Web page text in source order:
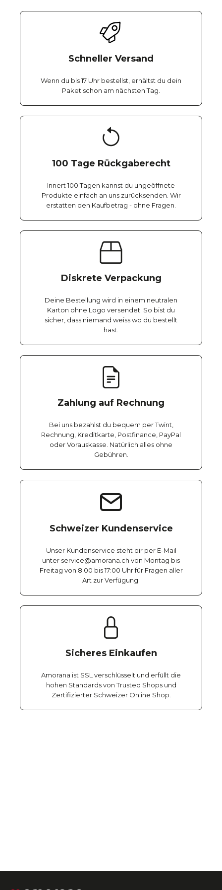
Schneller Versand
Wenn du bis 17 Uhr bestellst, erhältst du dein
Paket schon am nächsten Tag.
100 Tage Rückgaberecht
Innert 100 Tagen kannst du ungeöffnete
Produkte einfach an uns zurücksenden. Wir
erstatten den Kaufbetrag - ohne Fragen.
Diskrete Verpackung
Deine Bestellung wird in einem neutralen
Karton ohne Logo versendet. So bist du
sicher, dass niemand weiss wo du bestellt
hast.
Zahlung auf Rechnung
Bei uns bezahlst du bequem per Twint,
Rechnung, Kreditkarte, Postfinance, PayPal
oder Vorauskasse. Natürlich alles ohne
Gebühren.
Schweizer Kundenservice
Unser Kundenservice steht dir per E-Mail
unter service@amorana.ch von Montag bis
Freitag von 8:00 bis 17:00 Uhr für Fragen aller
Art zur Verfügung.
Sicheres Einkaufen
Amorana ist SSL verschlüsselt und erfüllt die
hohen Standards von Trusted Shops und
Zertifizierter Schweizer Online Shop.